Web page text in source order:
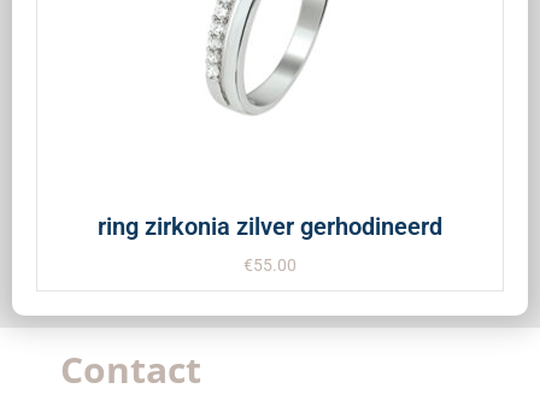
ring zirkonia zilver gerhodineerd
€55.00
Contact